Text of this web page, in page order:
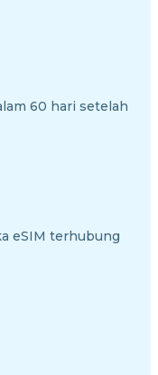
60 hari setelah
eSIM terhubung